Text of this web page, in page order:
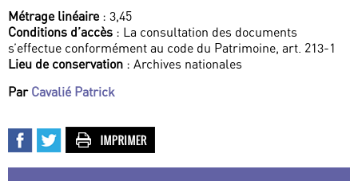
Métrage linéaire: 3,45
Conditions d’accès : La consultation des documents
s’effectue conformément au code du Patrimoine, art. 213-1
Lieu de conservation : Archives nationales
Par Cavalié Patrick